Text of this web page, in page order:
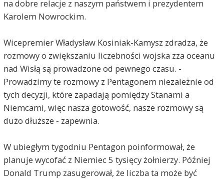
na dobre relacje z naszym państwem i prezydentem
Karolem Nowrockim.
Wicepremier Władysław Kosiniak-Kamysz zdradza, że
rozmowy o zwiększaniu liczebności wojska zza oceanu
nad Wisłą są prowadzone od pewnego czasu. -
Prowadzimy te rozmowy z Pentagonem niezależnie od
tych decyzji, które zapadają pomiędzy Stanami a
Niemcami, więc nasza gotowość, nasze rozmowy są
dużo dłuższe - zapewnia.
W ubiegłym tygodniu Pentagon poinformował, że
planuje wycofać z Niemiec 5 tysięcy żołnierzy. Później
Donald Trump zasugerował, że liczba ta może być